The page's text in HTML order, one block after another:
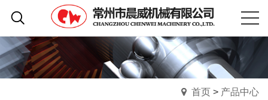
首页 > 产品中心